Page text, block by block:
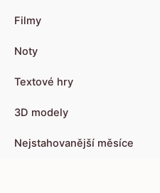
Filmy
Noty
Textové hry
3D modely
Nejstahovanější měsíce